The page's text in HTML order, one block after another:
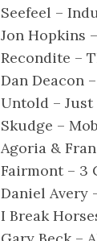
Seefeel –
Jon Hopkins
Recondite –
Dan Deacon
Untold –
Skudge –
Agoria &
Fairmont – 3
Daniel Avery
I Break